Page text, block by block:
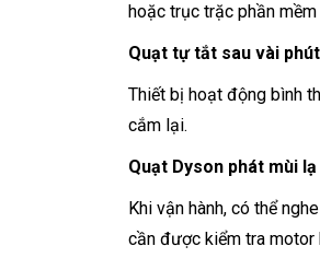
hoặc trục trặc phần mềm
Quạt tự tắt sau vài
Thiết bị hoạt động bình
cắm lại.
Quạt Dyson phát mùi
Khi vận hành, có thể
cần được kiểm tra motor